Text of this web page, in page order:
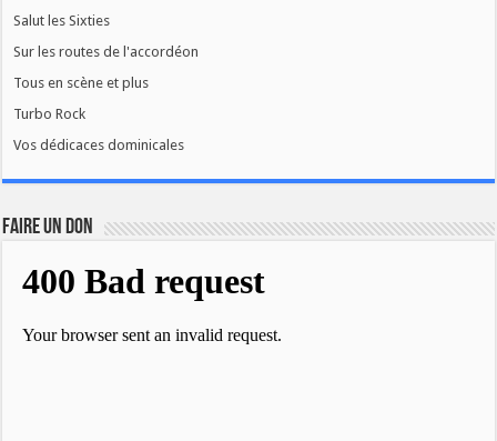
Salut les Sixties
Sur les routes de l'accordéon
Tous en scène et plus
Turbo Rock
Vos dédicaces dominicales
FAIRE UN DON